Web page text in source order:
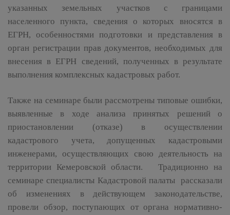
указанных земельных участков с границами
населенного пункта, сведения о которых вносятся в
ЕГРН, особенностями подготовки и представления в
орган регистрации прав документов, необходимых для
внесения в ЕГРН сведений, полученных в результате
выполнения комплексных кадастровых работ.
Также на семинаре были рассмотрены типовые ошибки,
выявленные в ходе анализа принятых решений о
приостановлении (отказе) в осуществлении
кадастрового учета, допущенных кадастровыми
инженерами, осуществляющих свою деятельность на
территории Кемеровской области. Традиционно на
семинаре специалисты Кадастровой палаты рассказали
об изменениях в действующем законодательстве,
провели обзор, поступающих от органа нормативно-